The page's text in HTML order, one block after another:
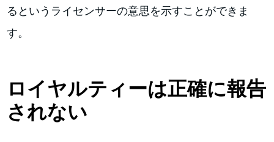
るというライセンサーの意思を示すことができま
す。
ロイヤルティーは正確に報告
されない